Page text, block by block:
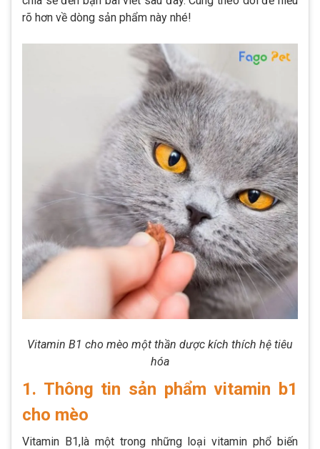
rõ hơn về dòng sản phẩm này nhé!
Vitamin B1 cho mèo một thần dược kích thích hệ tiêu
hóa
1. Thông tin sản phẩm vitamin b1
cho mèo
Vitamin B1,là một trong những loại vitamin phổ biến